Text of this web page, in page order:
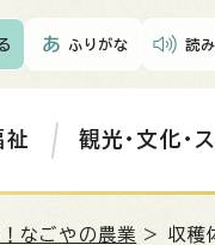
ふりがな 読
祉 観光・文化・
なごやの農業 > 収穫